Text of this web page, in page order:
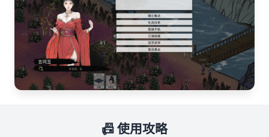
📠 使用攻略